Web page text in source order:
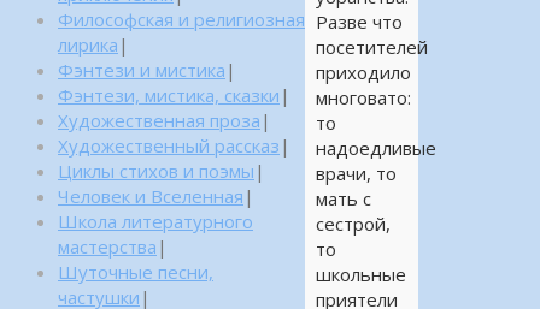
Разве что
посетителей
приходило
многовато:
то
надоедливые
врачи, то
мать с
сестрой,
то
школьные
приятели
Философская и религиозная
лирика |
Фэнтези и мистика |
Фэнтези, мистика, сказки |
Художественная проза |
Художественный рассказ |
Циклы стихов и поэмы |
Человек и Вселенная |
Школа литературного
мастерства |
Шуточные песни,
частушки |